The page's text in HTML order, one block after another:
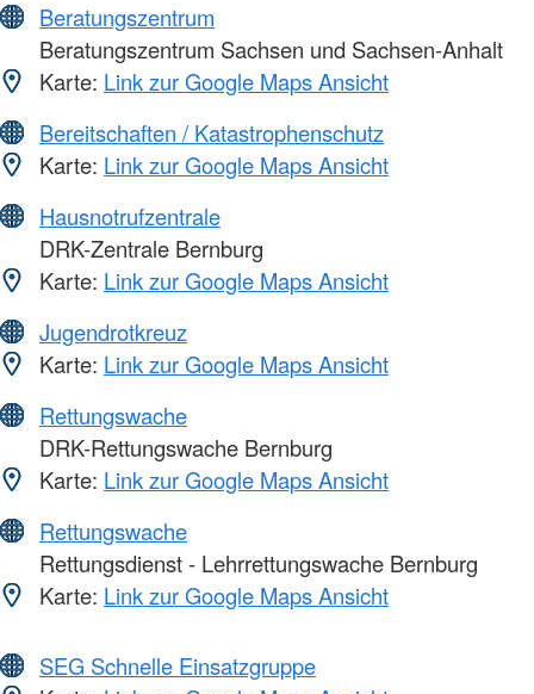
Beratungszentrum
Beratungszentrum Sachsen und Sachsen-Anhalt
Karte: Link zur Google Maps Ansicht
Bereitschaften / Katastrophenschutz
Karte: Link zur Google Maps Ansicht
Hausnotrufzentrale
DRK-Zentrale Bernburg
Karte: Link zur Google Maps Ansicht
Jugendrotkreuz
Karte: Link zur Google Maps Ansicht
Rettungswache
DRK-Rettungswache Bernburg
Karte: Link zur Google Maps Ansicht
Rettungswache
Rettungsdienst - Lehrrettungswache Bernburg
Karte: Link zur Google Maps Ansicht
SEG Schnelle Einsatzgruppe